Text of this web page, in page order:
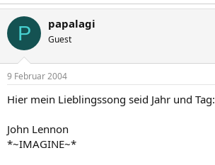
P papalagi
Guest
9 Februar 2004
Hier mein Lieblingssong seid Jahr und Tag:
John Lennon
*~IMAGINE~*